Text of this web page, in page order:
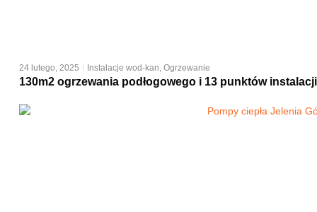
24 lutego, 2025 Instalacje wod-kan Ogrzewanie
130m2 ogrzewania podłogowego i 13 punktów